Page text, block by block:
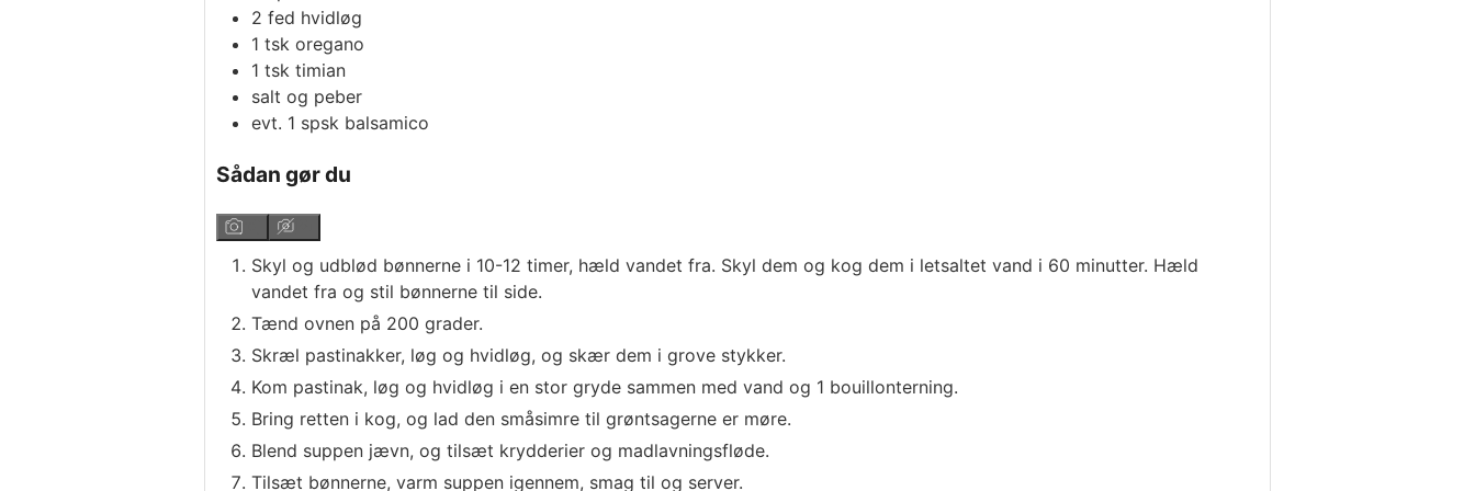
2 fed hvidløg
1 tsk oregano
1 tsk timian
salt og peber
evt. 1 spsk balsamico
Sådan gør du
Skyl og udblød bønnerne i 10-12 timer, hæld vandet fra. Skyl dem og kog dem i letsaltet vand i 60 minutter. Hæld
vandet fra og stil bønnerne til side.
Tænd ovnen på 200 grader.
Skræl pastinakker, løg og hvidløg, og skær dem i grove stykker.
Kom pastinak, løg og hvidløg i en stor gryde sammen med vand og 1 bouillonterning.
Bring retten i kog, og lad den småsimre til grøntsagerne er møre.
Blend suppen jævn, og tilsæt krydderier og madlavningsfløde.
Tilsæt bønnerne, varm suppen igennem, smag til og server.